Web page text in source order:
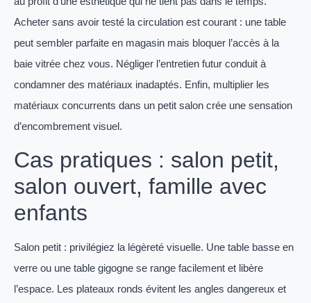
Acheter sans avoir testé la circulation est courant : une table
peut sembler parfaite en magasin mais bloquer l’accès à la
baie vitrée chez vous. Négliger l’entretien futur conduit à
condamner des matériaux inadaptés. Enfin, multiplier les
matériaux concurrents dans un petit salon crée une sensation
d’encombrement visuel.
Cas pratiques : salon petit,
salon ouvert, famille avec
enfants
Salon petit : privilégiez la légèreté visuelle. Une table basse en
verre ou une table gigogne se range facilement et libère
l’espace. Les plateaux ronds évitent les angles dangereux et